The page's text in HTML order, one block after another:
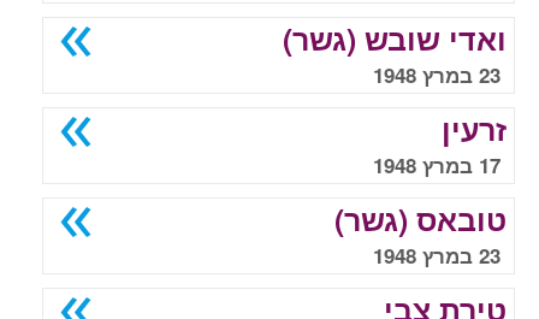
ואדי שובש (גשר)
23 במרץ 1948
זרעין
17 במרץ 1948
טובאס (גשר)
23 במרץ 1948
טירת צבי